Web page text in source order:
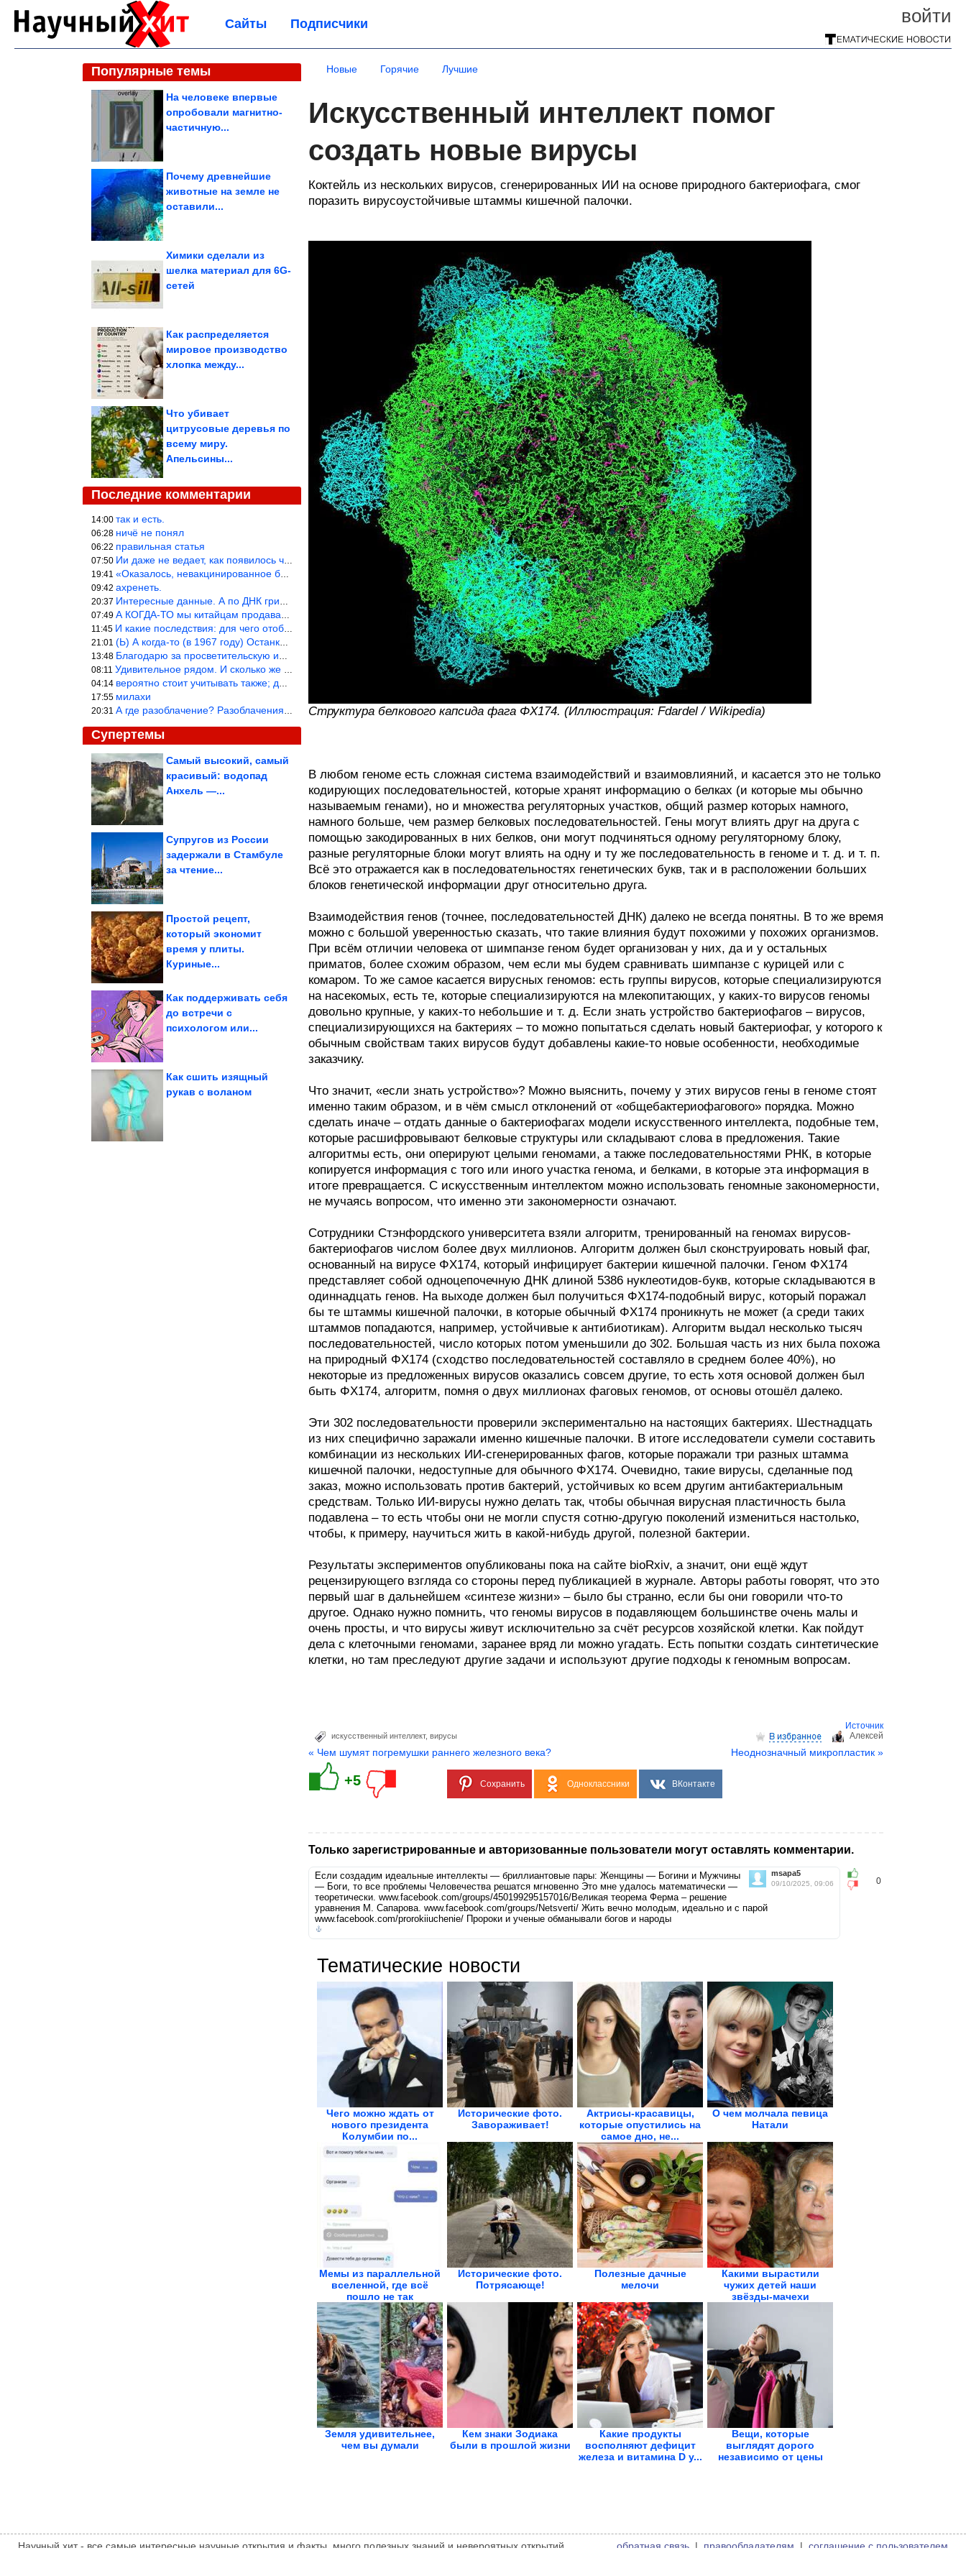
войти
Сайты Подписчики
Популярные темы
На человеке впервые
опробовали магнитно-
частичную...
Почему древнейшие
животные на земле не
оставили...
Химики сделали из
шелка материал для 6G-
сетей
Как распределяется
мировое производство
хлопка между...
Что убивает
цитрусовые деревья по
всему миру.
Апельсины...
Последние комментарии
14:00 так и есть.
06:28 ничё не понял
06:22 правильная статья
07:50 Ии даже не ведает, как появилось человечество и для чего оно сущ
19:41 «Оказалось, невакцинированное большинство умирает существенно ча
09:42 ахренеть.
20:37 Интересные данные. А по ДНК грибов, бактерий имеются сведения из
07:49 А КОГДА-ТО мы китайцам продавали фуфайки.
11:45 И какие последствия: для чего отобрали? или просто похвастались.
21:01 (Ь) А когда-то (в 1967 году) Останкинская телебашня была самым в
13:48 Благодарю за просветительскую информацию.
08:11 Удивительное рядом. И сколько же ещё открытий готовит Просвещень
04:14 вероятно стоит учитывать также; длительность сна сгущает кровото
17:55 милахи
20:31 А где разоблачение? Разоблачения нет — значит придётся принять к
Супертемы
Снова мемы
Самый высокий, самый
красивый: водопад
Анхель —...
Супругов из России
задержали в Стамбуле
за чтение...
Простой рецепт,
который экономит
время у плиты.
Куриные...
Лёгкий бред на высокой
Как поддерживать себя
до встречи с
психологом или...
Как сшить изящный
рукав с воланом
Новые Горячие Лучшие
Искусственный интеллект помог
создать новые вирусы
Коктейль из нескольких вирусов, сгенерированных ИИ на основе природного бактериофага, смог
поразить вирусоустойчивые штаммы кишечной палочки.
Структура белкового капсида фага ΦX174. (Иллюстрация: Fdardel / Wikipedia)
В любом геноме есть сложная система взаимодействий и взаимовлияний, и касается это не только
кодирующих последовательностей, которые хранят информацию о белках (и которые мы обычно
называемым генами), но и множества регуляторных участков, общий размер которых намного,
намного больше, чем размер белковых последовательностей. Гены могут влиять друг на друга с
помощью закодированных в них белков, они могут подчиняться одному регуляторному блоку,
разные регуляторные блоки могут влиять на одну и ту же последовательность в геноме и т. д. и т. п.
Всё это отражается как в последовательностях генетических букв, так и в расположении больших
блоков генетической информации друг относительно друга.
Взаимодействия генов (точнее, последовательностей ДНК) далеко не всегда понятны. В то же время
можно с большой уверенностью сказать, что такие влияния будут похожими у похожих организмов.
При всём отличии человека от шимпанзе геном будет организован у них, да и у остальных
приматов, более схожим образом, чем если мы будем сравнивать шимпанзе с курицей или с
комаром. То же самое касается вирусных геномов: есть группы вирусов, которые специализируются
на насекомых, есть те, которые специализируются на млекопитающих, у каких-то вирусов геномы
довольно крупные, у каких-то небольшие и т. д. Если знать устройство бактериофагов – вирусов,
специализирующихся на бактериях – то можно попытаться сделать новый бактериофаг, у которого к
обычным свойствам таких вирусов будут добавлены какие-то новые особенности, необходимые
заказчику.
Что значит, «если знать устройство»? Можно выяснить, почему у этих вирусов гены в геноме стоят
именно таким образом, и в чём смысл отклонений от «общебактериофагового» порядка. Можно
сделать иначе – отдать данные о бактериофагах модели искусственного интеллекта, подобные тем,
которые расшифровывают белковые структуры или складывают слова в предложения. Такие
алгоритмы есть, они оперируют целыми геномами, а также последовательностями РНК, в которые
копируется информация с того или иного участка генома, и белками, в которые эта информация в
итоге превращается. С искусственным интеллектом можно использовать геномные закономерности,
не мучаясь вопросом, что именно эти закономерности означают.
Сотрудники Стэнфордского университета взяли алгоритм, тренированный на геномах вирусов-
бактериофагов числом более двух миллионов. Алгоритм должен был сконструировать новый фаг,
основанный на вирусе ΦX174, который инфицирует бактерии кишечной палочки. Геном ΦX174
представляет собой одноцепочечную ДНК длиной 5386 нуклеотидов-букв, которые складываются в
одиннадцать генов. На выходе должен был получиться ΦX174-подобный вирус, который поражал
бы те штаммы кишечной палочки, в которые обычный ΦX174 проникнуть не может (а среди таких
штаммов попадаются, например, устойчивые к антибиотикам). Алгоритм выдал несколько тысяч
последовательностей, число которых потом уменьшили до 302. Большая часть из них была похожа
на природный ΦX174 (сходство последовательностей составляло в среднем более 40%), но
некоторые из предложенных вирусов оказались совсем другие, то есть хотя основой должен был
быть ΦX174, алгоритм, помня о двух миллионах фаговых геномов, от основы отошёл далеко.
Эти 302 последовательности проверили экспериментально на настоящих бактериях. Шестнадцать
из них специфично заражали именно кишечные палочки. В итоге исследователи сумели составить
комбинации из нескольких ИИ-сгенерированных фагов, которые поражали три разных штамма
кишечной палочки, недоступные для обычного ΦX174. Очевидно, такие вирусы, сделанные под
заказ, можно использовать против бактерий, устойчивых ко всем другим антибактериальным
средствам. Только ИИ-вирусы нужно делать так, чтобы обычная вирусная пластичность была
подавлена – то есть чтобы они не могли спустя сотню-другую поколений измениться настолько,
чтобы, к примеру, научиться жить в какой-нибудь другой, полезной бактерии.
Результаты экспериментов опубликованы пока на сайте bioRxiv, а значит, они ещё ждут
рецензирующего взгляда со стороны перед публикацией в журнале. Авторы работы говорят, что это
первый шаг в дальнейшем «синтезе жизни» – было бы странно, если бы они говорили что-то
другое. Однако нужно помнить, что геномы вирусов в подавляющем большинстве очень малы и
очень просты, и что вирусы живут исключительно за счёт ресурсов хозяйской клетки. Как пойдут
дела с клеточными геномами, заранее вряд ли можно угадать. Есть попытки создать синтетические
клетки, но там преследуют другие задачи и используют другие подходы к геномным вопросам.
Источник
Aлексей
искусственный интеллект, вирусы
« Чем шумят погремушки раннего железного века? Неоднозначный микропластик »
+5 Сохранить Одноклассники ВКонтакте
Только зарегистрированные и авторизованные пользователи могут оставлять комментарии.
0
msapa5
09/10/2025, 09:06
Если создадим идеальные интеллекты — бриллиантовые пары: Женщины — Богини и Мужчины
— Боги, то все проблемы Человечества решатся мгновенно Это мне удалось математически —
теоретически. www.facebook.com/groups/450199295157016/Великая теорема Ферма – решение
уравнения М. Сапарова. www.facebook.com/groups/Netsverti/ Жить вечно молодым, идеально и с парой
www.facebook.com/prorokiiuchenie/ Пророки и ученые обманывали богов и народы
Тематические новости
Чего можно ждать от
нового президента
Колумбии по...
Исторические фото.
Завораживает!
Актрисы-красавицы,
которые опустились на
самое дно, не...
О чем молчала певица
Натали
Мемы из параллельной
вселенной, где всё
пошло не так
Исторические фото.
Потрясающе!
Полезные дачные
мелочи
Какими вырастили
чужих детей наши
звёзды-мачехи
Земля удивительнее,
чем вы думали
Кем знаки Зодиака
были в прошлой жизни
Какие продукты
восполняют дефицит
железа и витамина D у...
Вещи, которые
выглядят дорого
независимо от цены
Научный хит - все самые интересные научные открытия и факты, много полезных знаний и невероятных открытий.
обратная связь | правообладателям | соглашение с пользователем